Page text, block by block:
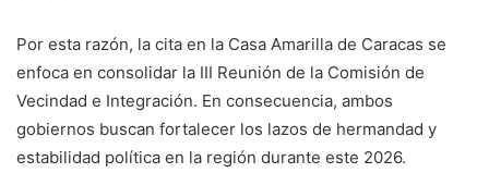
Por esta razón, la cita en la Casa Amarilla de Caracas se
enfoca en consolidar la III Reunión de la Comisión de
Vecindad e Integración. En consecuencia, ambos
gobiernos buscan fortalecer los lazos de hermandad y
estabilidad política en la región durante este 2026.